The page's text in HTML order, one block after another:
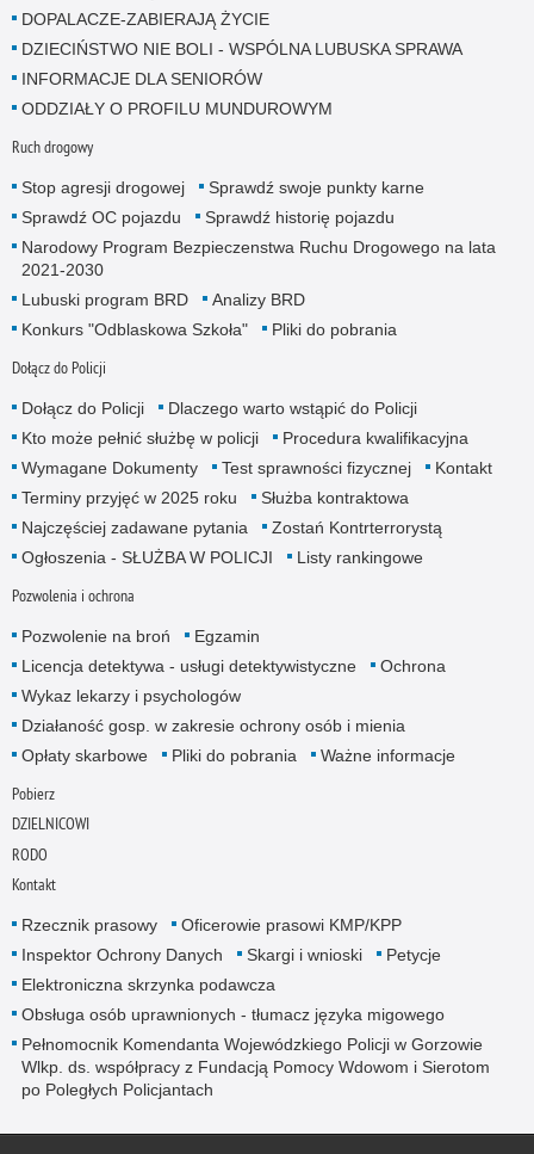
DOPALACZE-ZABIERAJĄ ŻYCIE
DZIECIŃSTWO NIE BOLI - WSPÓLNA LUBUSKA SPRAWA
INFORMACJE DLA SENIORÓW
ODDZIAŁY O PROFILU MUNDUROWYM
Ruch drogowy
Stop agresji drogowej
Sprawdź swoje punkty karne
Sprawdź OC pojazdu
Sprawdź historię pojazdu
Narodowy Program Bezpieczenstwa Ruchu Drogowego na lata
2021-2030
Lubuski program BRD
Analizy BRD
Konkurs "Odblaskowa Szkoła"
Pliki do pobrania
Dołącz do Policji
Dołącz do Policji
Dlaczego warto wstąpić do Policji
Kto może pełnić służbę w policji
Procedura kwalifikacyjna
Wymagane Dokumenty
Test sprawności fizycznej
Kontakt
Terminy przyjęć w 2025 roku
Służba kontraktowa
Najczęściej zadawane pytania
Zostań Kontrterrorystą
Ogłoszenia - SŁUŻBA W POLICJI
Listy rankingowe
Pozwolenia i ochrona
Pozwolenie na broń
Egzamin
Licencja detektywa - usługi detektywistyczne
Ochrona
Wykaz lekarzy i psychologów
Działaność gosp. w zakresie ochrony osób i mienia
Opłaty skarbowe
Pliki do pobrania Ważne informacje
Pobierz
DZIELNICOWI
RODO
Kontakt
Rzecznik prasowy
Oficerowie prasowi KMP/KPP
Inspektor Ochrony Danych
Skargi i wnioski
Petycje
Elektroniczna skrzynka podawcza
Obsługa osób uprawnionych - tłumacz języka migowego
Pełnomocnik Komendanta Wojewódzkiego Policji w Gorzowie
Wlkp. ds. współpracy z Fundacją Pomocy Wdowom i Sierotom
po Poległych Policjantach